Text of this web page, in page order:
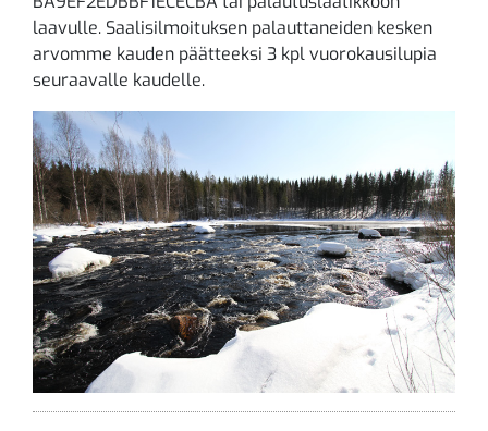
laavulle. Saalisilmoituksen palauttaneiden kesken
arvomme kauden päätteeksi 3 kpl vuorokausilupia
seuraavalle kaudelle.